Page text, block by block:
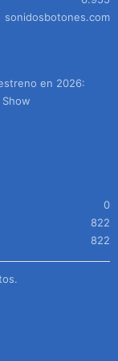
sonidosbotones.com
en 2026:
0
822
822